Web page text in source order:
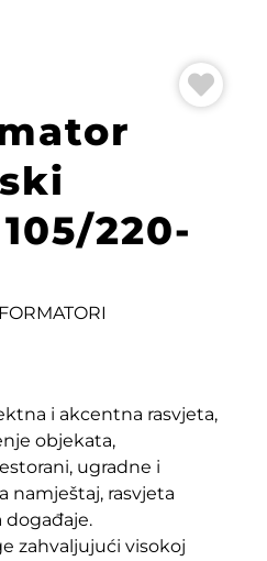
220-
i akcentna rasvjeta,
objekata,
ugradne i
namještaj, rasvjeta
događaje.
zahvaljujući visokoj